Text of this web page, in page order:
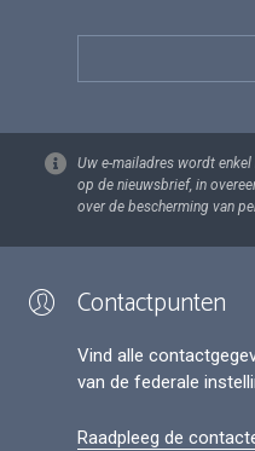
Uw e-mailadres wordt
op de nieuwsbrief, in
over de bescherming van
Contactpunten
Vind alle
van de federale
Raadpleeg de